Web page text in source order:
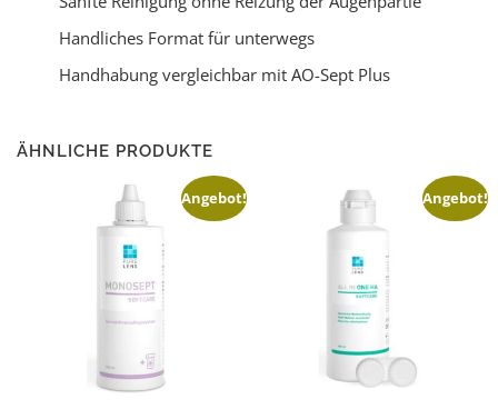
Handliches Format für unterwegs
Handhabung vergleichbar mit AO-Sept Plus
ÄHNLICHE PRODUKTE
Angebot! Angebot!